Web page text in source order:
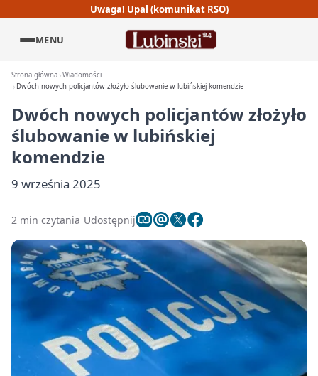
Uwaga! Upał (komunikat RSO)
MENU
Strona główna Wiadomości
Dwóch nowych policjantów złożyło ślubowanie w lubińskiej komendzie
Dwóch nowych policjantów złożyło
ślubowanie w lubińskiej
komendzie
9 września 2025
2 min czytania Udostępnij